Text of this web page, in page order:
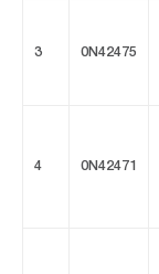
3 0N42475
4 0N42471